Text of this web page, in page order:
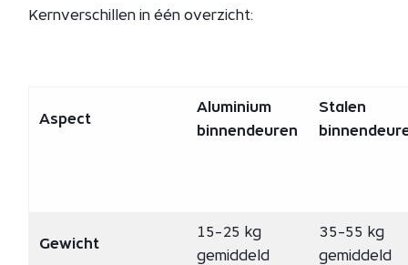
Kernverschillen in één overzicht:
Aspect
Aluminium
binnendeuren
Stalen
Gewicht
15-25 kg
gemiddeld
35-55 kg
gemiddeld